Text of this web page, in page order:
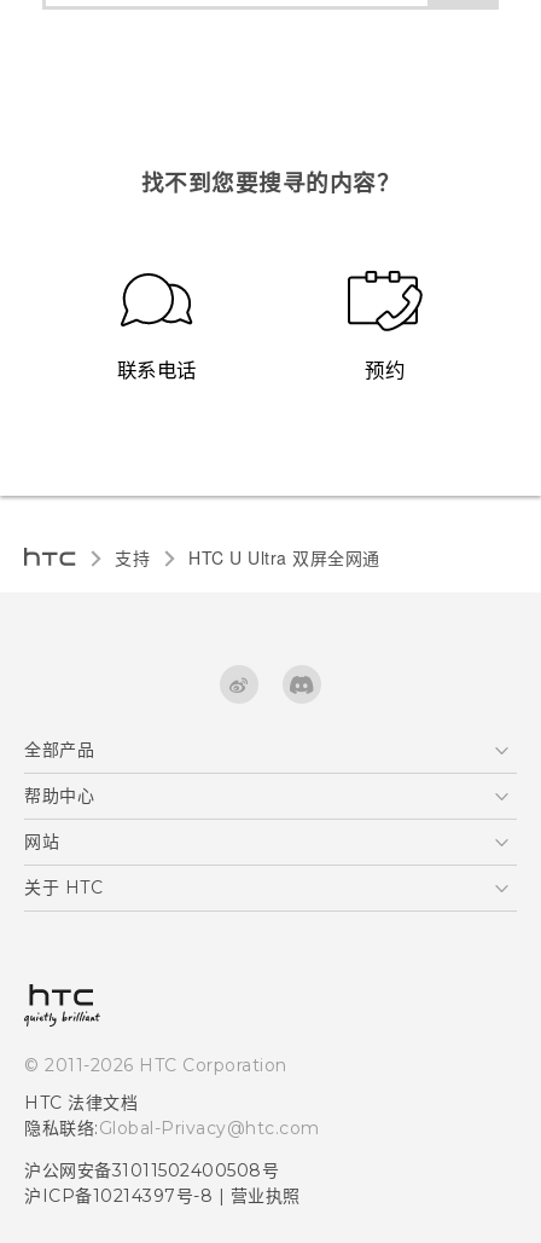
找不到您要搜寻的内容？
联系电话 预约
支持 HTC U Ultra 双屏全网通‎
全部产品
区块链智能手机
VIVE
帮助中心
在线客服
支援与服务
产品保固说明
网站
HTC Dev
关于 HTC
投资人
加入HTC
© 2011-2026 HTC Corporation
HTC 法律文档
隐私联络:Global-Privacy@htc.com
沪公网安备31011502400508号
沪ICP备10214397号-8
营业执照